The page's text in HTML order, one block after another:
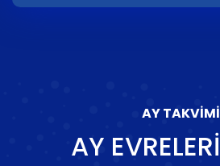
AY TAKVIMI
AY EVRELERI